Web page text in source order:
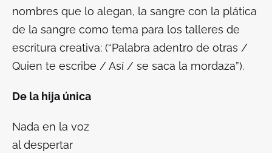
nombres que lo alegan, la sangre con la plática
de la sangre como tema para los talleres de
escritura creativa: (“Palabra adentro de otras /
Quien te escribe / Así / se saca la mordaza”).
De la hija única
Nada en la voz
al despertar